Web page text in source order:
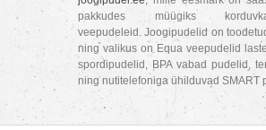
pakkudes müügiks
veepudeleid. Joogipudelid on
ning valikus on Equa veepudelid
spordipudelid, BPA vabad pudelid,
ning nutitelefoniga ühilduvad SMART